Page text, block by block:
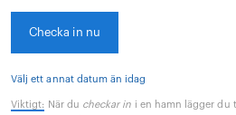
Checka in nu
Välj ett annat datum än idag
Viktigt: När du checkar in i en hamn lägger du